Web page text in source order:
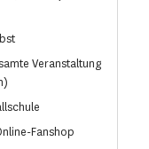
Veranstaltung
Fanshop